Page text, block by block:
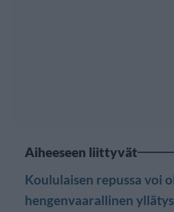
Aiheeseen liittyvät
Koululaisen repussa voi
hengenvaarallinen yllätys